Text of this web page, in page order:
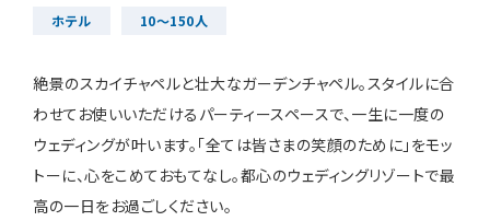
ウェディングレポート
ホテル 10～150人
絶景のスカイチャペルと壮大なガーデンチャペル。スタイルに合
わせてお使いいただけるパーティースペースで、一生に一度の
ウェディングが叶います。｢全ては皆さまの笑顔のために｣をモッ
トーに、心をこめておもてなし。都心のウェディングリゾートで最
高の一日をお過ごしください。